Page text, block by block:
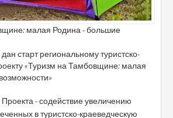
малая Родина - большие
дан старт региональному туристско-
«Туризм на Тамбовщине: малая
- содействие увеличению
в туристско-краеведческую